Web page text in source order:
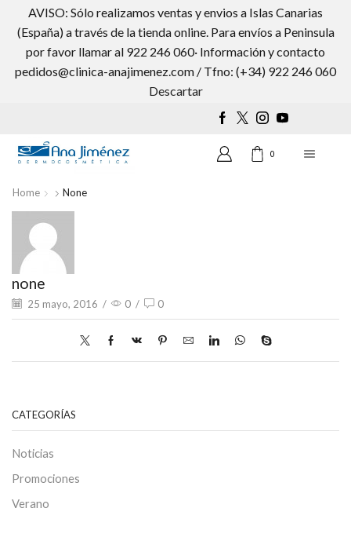
AVISO: Sólo realizamos ventas y envios a Islas Canarias
(España) a través de la tienda online. Para envíos a Peninsula
por favor llamar al 922 246 060· Información y contacto
pedidos@clinica-anajimenez.com / Tfno: (+34) 922 246 060
Descartar
Wishlist 0
0
Home None
none
25 mayo, 2016 / 0 / 0
CATEGORÍAS
Noticias
Promociones
Verano